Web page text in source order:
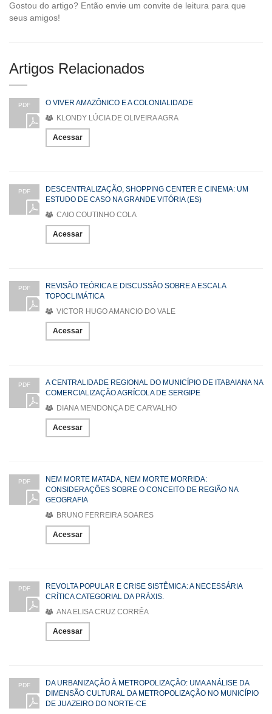
Gostou do artigo? Então envie um convite de leitura para que
seus amigos!
Artigos Relacionados
PDF
O VIVER AMAZÔNICO E A COLONIALIDADE
KLONDY LÚCIA DE OLIVEIRA AGRA
Acessar
PDF
DESCENTRALIZAÇÃO, SHOPPING CENTER E CINEMA: UM
ESTUDO DE CASO NA GRANDE VITÓRIA (ES)
CAIO COUTINHO COLA
Acessar
PDF
REVISÃO TEÓRICA E DISCUSSÃO SOBRE A ESCALA
TOPOCLIMÁTICA
VICTOR HUGO AMANCIO DO VALE
Acessar
PDF
A CENTRALIDADE REGIONAL DO MUNICÍPIO DE ITABAIANA NA
COMERCIALIZAÇÃO AGRÍCOLA DE SERGIPE
DIANA MENDONÇA DE CARVALHO
Acessar
PDF
NEM MORTE MATADA, NEM MORTE MORRIDA:
CONSIDERAÇÕES SOBRE O CONCEITO DE REGIÃO NA
GEOGRAFIA
BRUNO FERREIRA SOARES
Acessar
PDF
REVOLTA POPULAR E CRISE SISTÊMICA: A NECESSÁRIA
CRÍTICA CATEGORIAL DA PRÁXIS.
ANA ELISA CRUZ CORRÊA
Acessar
PDF
DA URBANIZAÇÃO À METROPOLIZAÇÃO: UMA ANÁLISE DA
DIMENSÃO CULTURAL DA METROPOLIZAÇÃO NO MUNICÍPIO
DE JUAZEIRO DO NORTE-CE